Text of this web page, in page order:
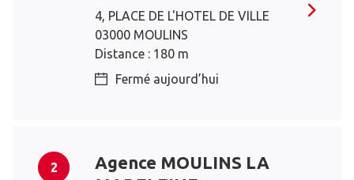
4, PLACE DE L'HOTEL DE VILLE
03000 MOULINS
Distance : 180 m
Fermé aujourd’hui
2
Agence MOULINS LA